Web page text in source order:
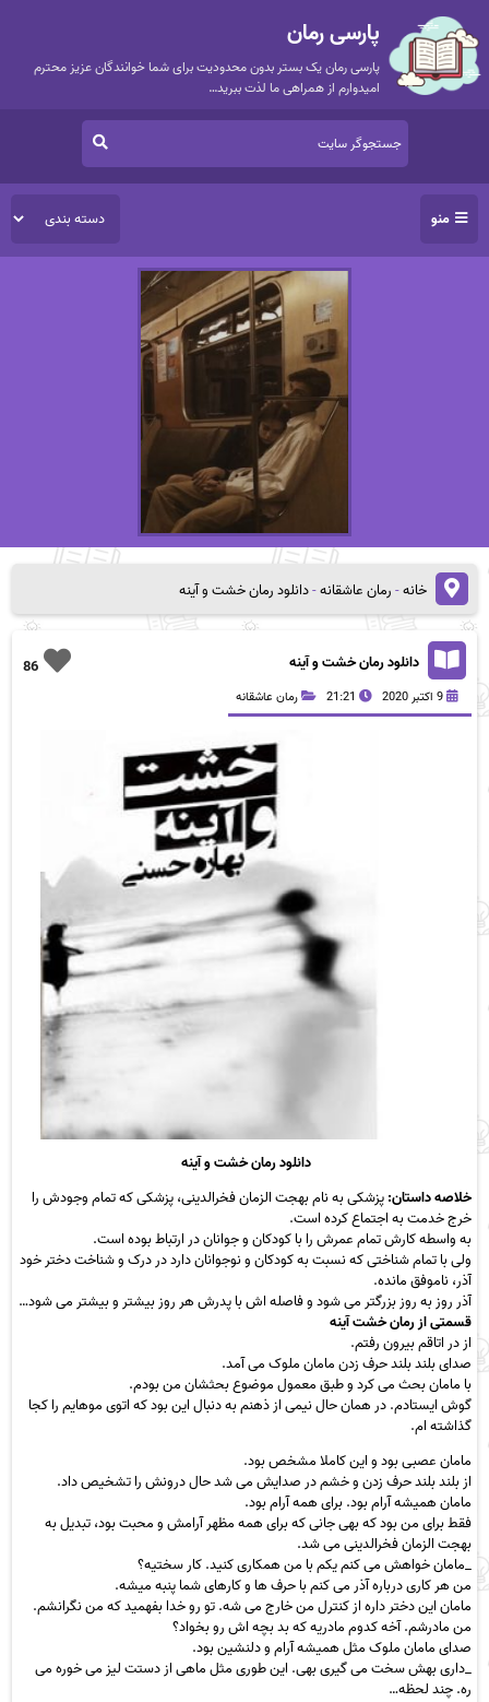
پارسی رمان
پارسی رمان یک بستر بدون محدودیت برای شما خوانندگان عزیز محترم
امیدوارم از همراهی ما لذت ببرید…
منو
خانه-رمان عاشقانه-دانلود رمان خشت و آینه
86 دانلود رمان خشت و آینه
9 اکتبر 2020 21:21 رمان عاشقانه
دانلود رمان خشت و آینه
خلاصه داستان:پزشکی به نام بهجت الزمان فخرالدینی، پزشکی که تمام وجودش را
خرج خدمت به اجتماع کرده است.
به واسطه کارش تمام عمرش را با کودکان و جوانان در ارتباط بوده است.
ولی با تمام شناختی که نسبت به کودکان و نوجوانان دارد در درک و شناخت دختر خود
آذر، ناموفق مانده.
آذر روز به روز بزرگتر می شود و فاصله اش با پدرش هر روز بیشتر و بیشتر می شود…
قسمتی از رمان خشت آینه
از در اتاقم بیرون رفتم.
صدای بلند بلند حرف زدن مامان ملوک می آمد.
با مامان بحث می کرد و طبق معمول موضوع بحثشان من بودم.
گوش ایستادم. در همان حال نیمی از ذهنم به دنبال این بود که اتوی موهایم را کجا
گذاشته ام.
مامان عصبی بود و این کاملا مشخص بود.
از بلند بلند حرف زدن و خشم در صدایش می شد حال درونش را تشخیص داد.
مامان همیشه آرام بود. برای همه آرام بود.
فقط برای من بود که بهی جانی که برای همه مظهر آرامش و محبت بود، تبدیل به
بهجت الزمان فخرالدینی می شد.
_مامان خواهش می کنم یکم با من همکاری کنید. کار سختیه؟
من هر کاری درباره آذر می کنم با حرف ها و کارهای شما پنبه میشه.
مامان این دختر داره از کنترل من خارج می شه. تو رو خدا بفهمید که من نگرانشم.
من مادرشم. آخه کدوم مادریه که بد بچه اش رو بخواد؟
صدای مامان ملوک مثل همیشه آرام و دلنشین بود.
_داری بهش سخت می گیری بهی. این طوری مثل ماهی از دستت لیز می خوره می
ره. چند لحظه…